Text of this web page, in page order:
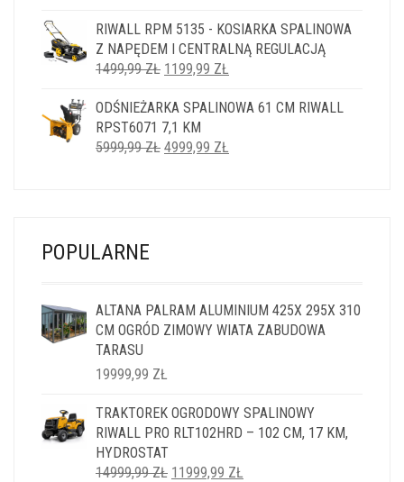
WYNOSIŁA:
2499,99 ZŁ.
WYNOSI:
1999,99 ZŁ.
RIWALL RPM 5135 - KOSIARKA SPALINOWA
Z NAPĘDEM I CENTRALNĄ REGULACJĄ
1499,99ZŁ PIERWOTNA
WYNOSIŁA:
1499,99 ZŁ.
1199,99 ZŁ
WYNOSI:
ODŚNIEŻARKA SPALINOWA 61 CM RIWALL
RPST6071 7,1 KM
5999,99ZŁ PIERWOTNA
4999,99 ZŁ
POPULARNE
ALTANA PALRAM ALUMINIUM 425X 295X 310
CM OGRÓD ZIMOWY WIATA ZABUDOWA
TARASU
19999,99 ZŁ
TRAKTOREK OGRODOWY SPALINOWY
RIWALL PRO RLT102HRD – 102 CM, 17 KM,
HYDROSTAT
14999,99ZŁ PIERWOTNA
11999,99 ZŁ